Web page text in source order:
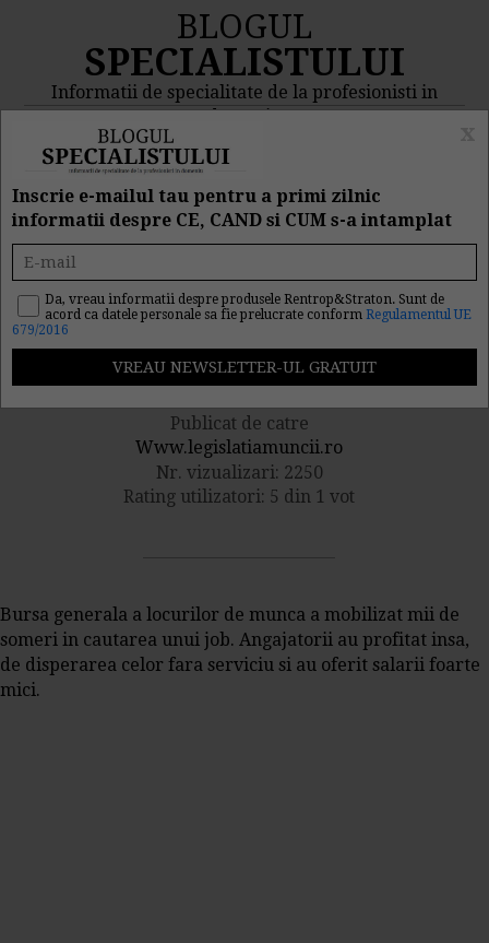
BLOGUL
SPECIALISTULUI
Informatii de specialitate de la profesionisti in
domeniu
MENIU
Someri disperati la Bursa
locurilor de munca! Au
acceptat orice salariu
Publicat de catre
Www.legislatiamuncii.ro
Nr. vizualizari: 2250
Rating utilizatori: 5 din 1 vot
Bursa generala a locurilor de munca a mobilizat mii de
someri in cautarea unui job. Angajatorii au profitat insa,
de disperarea celor fara serviciu si au oferit salarii foarte
mici.
Inscrie e-mailul tau pentru a primi zilnic
informatii despre CE, CAND si CUM s-a intamplat
Da, vreau informatii despre produsele Rentrop&Straton. Sunt de
acord ca datele personale sa fie prelucrate conform Regulamentul UE
679/2016